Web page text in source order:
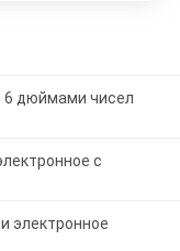
6 дюймами чисел
с
электронное